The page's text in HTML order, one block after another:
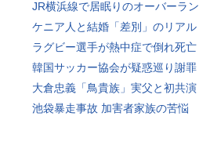
JR横浜線で居眠りのオーバーラン
ケニア人と結婚「差別」のリアル
ラグビー選手が熱中症で倒れ死亡
韓国サッカー協会が疑惑巡り謝罪
大倉忠義「鳥貴族」実父と初共演
池袋暴走事故 加害者家族の苦悩